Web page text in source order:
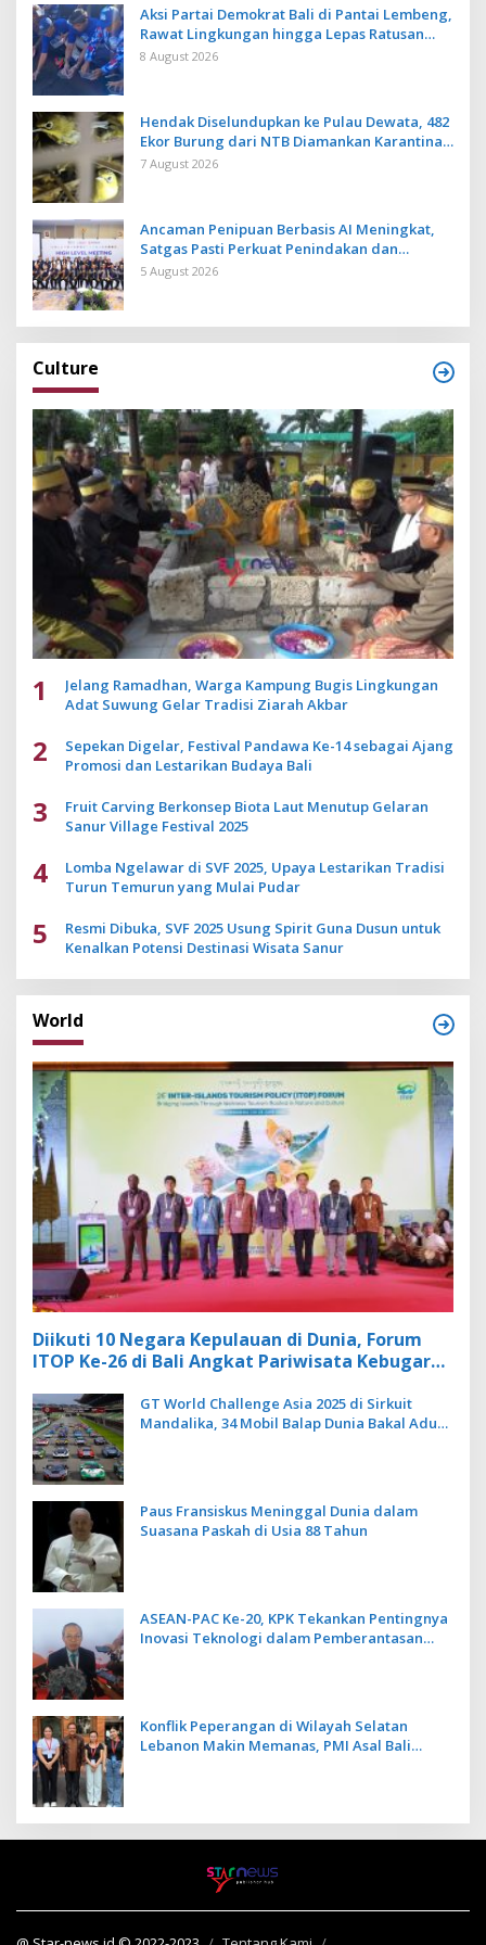
Aksi Partai Demokrat Bali di Pantai Lembeng,
Rawat Lingkungan hingga Lepas Ratusan
Tukik Bedawang Nala
8 August 2026
Hendak Diselundupkan ke Pulau Dewata, 482
Ekor Burung dari NTB Diamankan Karantina
Bali
7 August 2026
Ancaman Penipuan Berbasis AI Meningkat,
Satgas Pasti Perkuat Penindakan dan
Pengembangan Aplikasi Anti Penipuan
5 August 2026
Culture
1
Jelang Ramadhan, Warga Kampung Bugis Lingkungan
Adat Suwung Gelar Tradisi Ziarah Akbar
2
Sepekan Digelar, Festival Pandawa Ke-14 sebagai Ajang
Promosi dan Lestarikan Budaya Bali
3
Fruit Carving Berkonsep Biota Laut Menutup Gelaran
Sanur Village Festival 2025
4
Lomba Ngelawar di SVF 2025, Upaya Lestarikan Tradisi
Turun Temurun yang Mulai Pudar
5
Resmi Dibuka, SVF 2025 Usung Spirit Guna Dusun untuk
Kenalkan Potensi Destinasi Wisata Sanur
World
Diikuti 10 Negara Kepulauan di Dunia, Forum
ITOP Ke-26 di Bali Angkat Pariwisata Kebugaran
GT World Challenge Asia 2025 di Sirkuit
Mandalika, 34 Mobil Balap Dunia Bakal Adu
Paus Fransiskus Meninggal Dunia dalam
Suasana Paskah di Usia 88 Tahun
ASEAN-PAC Ke-20, KPK Tekankan Pentingnya
Inovasi Teknologi dalam Pemberantasan
Konflik Peperangan di Wilayah Selatan
Lebanon Makin Memanas, PMI Asal Bali